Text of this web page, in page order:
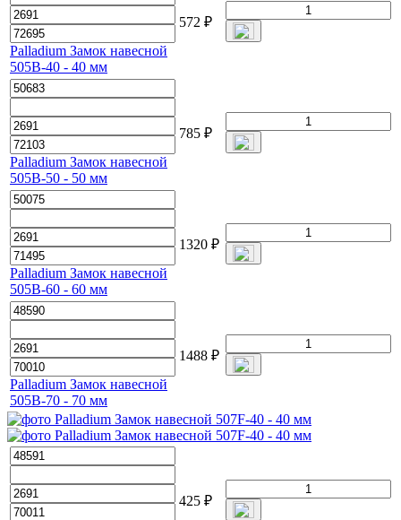
Palladium Замок навесной
505B-40 - 40 мм
572 ₽
Palladium Замок навесной
505B-50 - 50 мм
785 ₽
Palladium Замок навесной
505B-60 - 60 мм
1320 ₽
Palladium Замок навесной
505B-70 - 70 мм
1488 ₽
425 ₽